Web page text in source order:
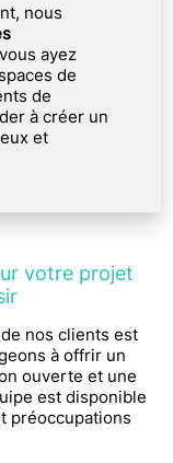
nous
ayez
de
de
à créer un
et
votre projet
nos clients est
à offrir un
ouverte et une
est disponible
préoccupations